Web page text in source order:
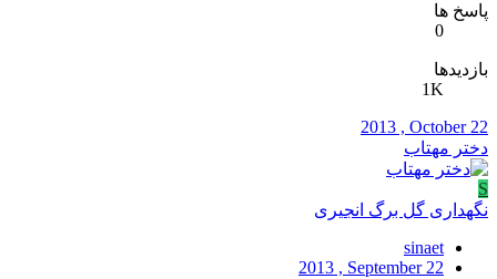
پاسخ ها
0
بازدیدها
1K
2013 , October 22
دختر مهتاب
S
نگهداری گل برگ انجیری
sinaet
2013 , September 22